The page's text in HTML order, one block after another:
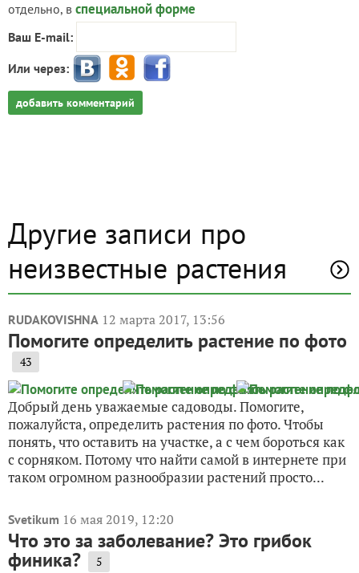
отдельно, в специальной форме
Ваш E-mail:
Или через:
добавить комментарий
Другие записи про
неизвестные растения
RUDAKOVISHNA 12 марта 2017, 13:56
Помогите определить растение по фото
43
Добрый день уважаемые садоводы. Помогите,
пожалуйста, определить растения по фото. Чтобы
понять, что оставить на участке, а с чем бороться как
с сорняком. Потому что найти самой в интернете при
таком огромном разнообразии растений просто...
Svetikum 16 мая 2019, 12:20
Что это за заболевание? Это грибок
финика? 5